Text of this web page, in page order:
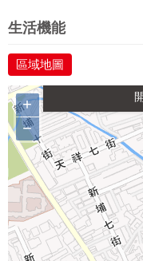
生活機能
區域地圖生活購物
+
−